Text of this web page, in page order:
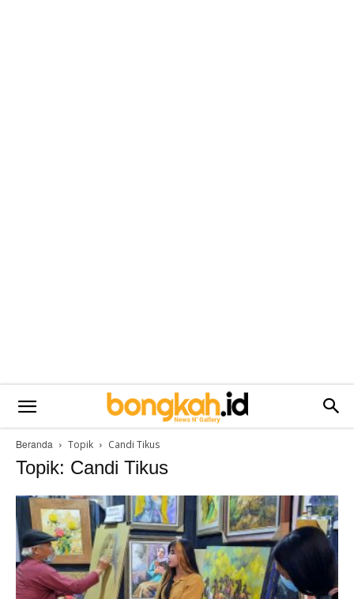
Beranda Topik Candi Tikus
Topik: Candi Tikus